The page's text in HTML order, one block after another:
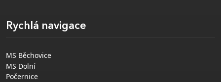
Rychlá navigace
MS Běchovice
MS Dolní
Počernice